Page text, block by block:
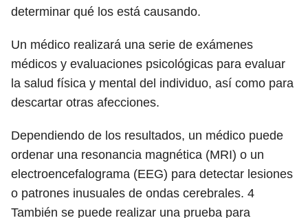
determinar qué los está causando.
Un médico realizará una serie de exámenes
médicos y evaluaciones psicológicas para evaluar
la salud física y mental del individuo, así como para
descartar otras afecciones.
Dependiendo de los resultados, un médico puede
ordenar una resonancia magnética (MRI) o un
electroencefalograma (EEG) para detectar lesiones
o patrones inusuales de ondas cerebrales. 4
También se puede realizar una prueba para